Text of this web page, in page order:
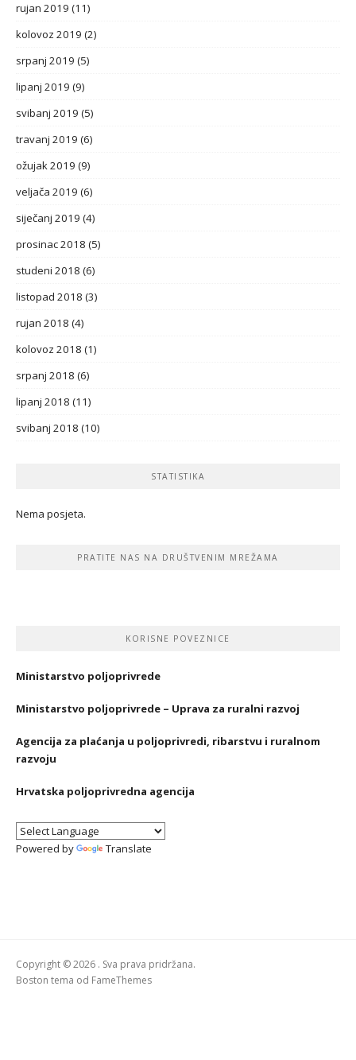
rujan 2019 (11)
kolovoz 2019 (2)
srpanj 2019 (5)
lipanj 2019 (9)
svibanj 2019 (5)
travanj 2019 (6)
ožujak 2019 (9)
veljača 2019 (6)
siječanj 2019 (4)
prosinac 2018 (5)
studeni 2018 (6)
listopad 2018 (3)
rujan 2018 (4)
kolovoz 2018 (1)
srpanj 2018 (6)
lipanj 2018 (11)
svibanj 2018 (10)
STATISTIKA
Nema posjeta.
PRATITE NAS NA DRUŠTVENIM MREŽAMA
KORISNE POVEZNICE
Ministarstvo poljoprivrede
Ministarstvo poljoprivrede – Uprava za ruralni razvoj
Agencija za plaćanja u poljoprivredi, ribarstvu i ruralnom
razvoju
Hrvatska poljoprivredna agencija
Powered by Translate
Copyright © 2026 . Sva prava pridržana.
Boston tema od FameThemes